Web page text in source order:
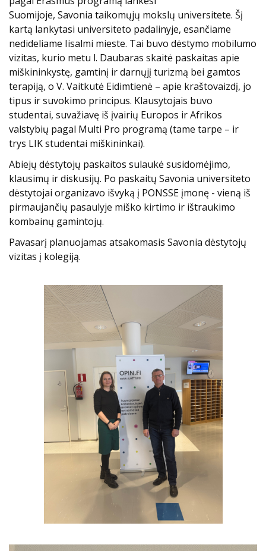
Suomijoje, Savonia taikomųjų mokslų universitete. Šį
kartą lankytasi universiteto padalinyje, esančiame
nedideliame Iisalmi mieste. Tai buvo dėstymo mobilumo
vizitas, kurio metu l. Daubaras skaitė paskaitas apie
miškininkystę, gamtinį ir darnųjį turizmą bei gamtos
terapiją, o V. Vaitkutė Eidimtienė – apie kraštovaizdį, jo
tipus ir suvokimo principus. Klausytojais buvo
studentai, suvažiavę iš įvairių Europos ir Afrikos
valstybių pagal Multi Pro programą (tame tarpe – ir
trys LIK studentai miškininkai).
Abiejų dėstytojų paskaitos sulaukė susidomėjimo,
klausimų ir diskusijų. Po paskaitų Savonia universiteto
dėstytojai organizavo išvyką į PONSSE įmonę - vieną iš
pirmaujančių pasaulyje miško kirtimo ir ištraukimo
kombainų gamintojų.
Pavasarį planuojamas atsakomasis Savonia dėstytojų
vizitas į kolegiją.